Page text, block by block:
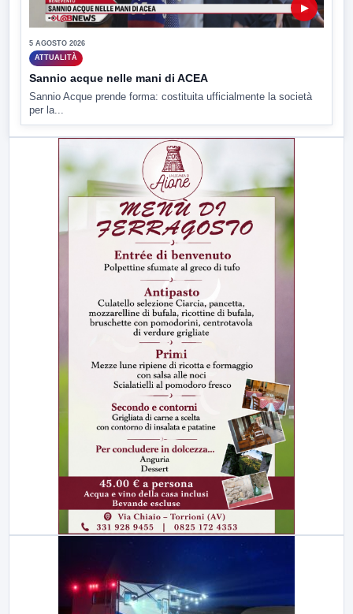
▶
5 AGOSTO 2026
ATTUALITÀ
Sannio acque nelle mani di ACEA
Sannio Acque prende forma: costituita ufficialmente la società
per la...